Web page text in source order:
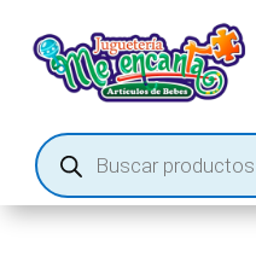
Búsqueda
de
productos